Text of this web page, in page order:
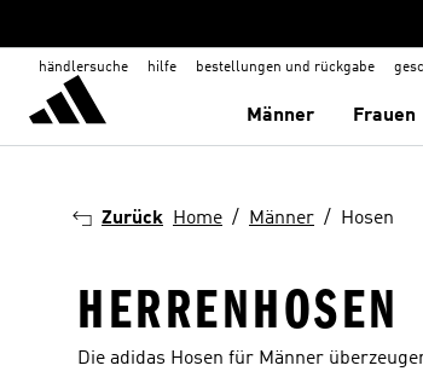
händlersuche hilfe bestellungen und rückgabe
Männer Frauen
Zurück Home Männer Hosen
HERRENHOSEN
Die adidas Hosen für Männer